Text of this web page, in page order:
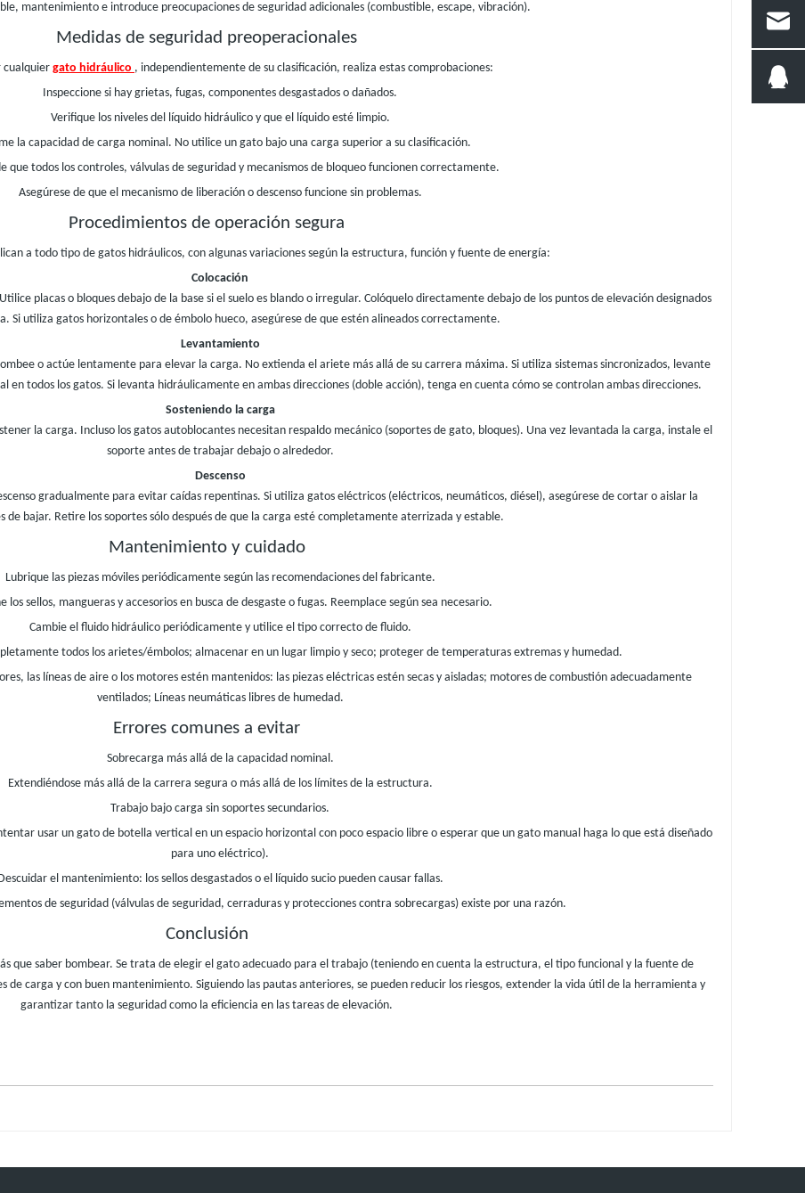
mantenimiento e introduce preocupaciones de seguridad adicionales (combustible, escape, vibración).
Medidas de seguridad preoperacionales
cualquier gato hidráulico , independientemente de su clasificación, realiza estas comprobaciones:
Inspeccione si hay grietas, fugas, componentes desgastados o dañados.
Verifique los niveles del líquido hidráulico y que el líquido esté limpio.
la capacidad de carga nominal. No utilice un gato bajo una carga superior a su clasificación.
que todos los controles, válvulas de seguridad y mecanismos de bloqueo funcionen correctamente.
Asegúrese de que el mecanismo de liberación o descenso funcione sin problemas.
Procedimientos de operación segura
a todo tipo de gatos hidráulicos, con algunas variaciones según la estructura, función y fuente de energía:
Colocación
placas o bloques debajo de la base si el suelo es blando o irregular. Colóquelo directamente debajo de los puntos de elevación designados
Si utiliza gatos horizontales o de émbolo hueco, asegúrese de que estén alineados correctamente.
Levantamiento
o actúe lentamente para elevar la carga. No extienda el ariete más allá de su carrera máxima. Si utiliza sistemas sincronizados, levante
en todos los gatos. Si levanta hidráulicamente en ambas direcciones (doble acción), tenga en cuenta cómo se controlan ambas direcciones.
Sosteniendo la carga
la carga. Incluso los gatos autoblocantes necesitan respaldo mecánico (soportes de gato, bloques). Una vez levantada la carga, instale el
soporte antes de trabajar debajo o alrededor.
Descenso
gradualmente para evitar caídas repentinas. Si utiliza gatos eléctricos (eléctricos, neumáticos, diésel), asegúrese de cortar o aislar la
de bajar. Retire los soportes sólo después de que la carga esté completamente aterrizada y estable.
Mantenimiento y cuidado
Lubrique las piezas móviles periódicamente según las recomendaciones del fabricante.
los sellos, mangueras y accesorios en busca de desgaste o fugas. Reemplace según sea necesario.
Cambie el fluido hidráulico periódicamente y utilice el tipo correcto de fluido.
todos los arietes/émbolos; almacenar en un lugar limpio y seco; proteger de temperaturas extremas y humedad.
las líneas de aire o los motores estén mantenidos: las piezas eléctricas estén secas y aisladas; motores de combustión adecuadamente
ventilados; Líneas neumáticas libres de humedad.
Errores comunes a evitar
Sobrecarga más allá de la capacidad nominal.
Extendiéndose más allá de la carrera segura o más allá de los límites de la estructura.
Trabajo bajo carga sin soportes secundarios.
usar un gato de botella vertical en un espacio horizontal con poco espacio libre o esperar que un gato manual haga lo que está diseñado
para uno eléctrico).
el mantenimiento: los sellos desgastados o el líquido sucio pueden causar fallas.
de seguridad (válvulas de seguridad, cerraduras y protecciones contra sobrecargas) existe por una razón.
Conclusión
que saber bombear. Se trata de elegir el gato adecuado para el trabajo (teniendo en cuenta la estructura, el tipo funcional y la fuente de
carga y con buen mantenimiento. Siguiendo las pautas anteriores, se pueden reducir los riesgos, extender la vida útil de la herramienta y
garantizar tanto la seguridad como la eficiencia en las tareas de elevación.